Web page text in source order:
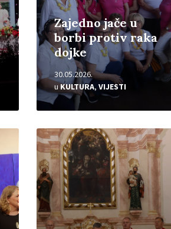
Zajedno jače u
borbi protiv raka
dojke
30.05.2026.
uKULTURA, VIJESTI
Pročitajte
više